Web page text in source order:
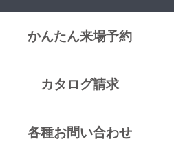
かんたん来場予約
カタログ請求
各種お問い合わせ